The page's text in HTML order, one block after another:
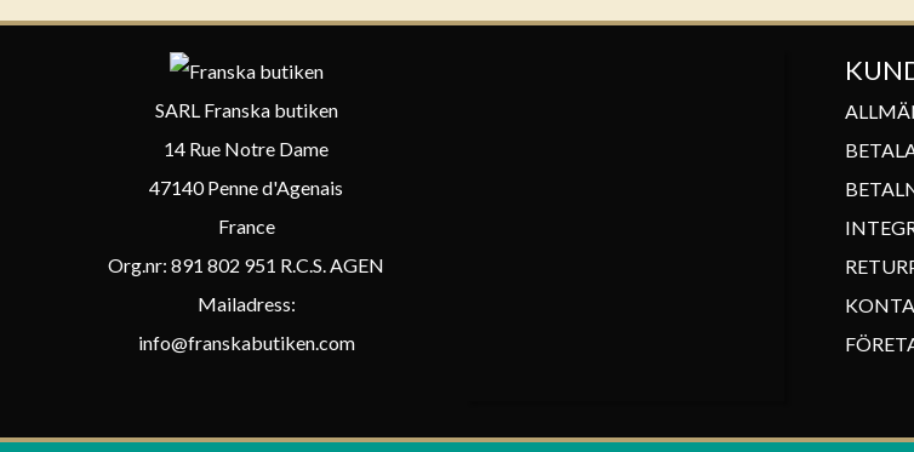
SARL Franska butiken
14 Rue Notre Dame
47140 Penne d'Agenais
France
Org.nr: 891 802 951 R.C.S. AGEN
Mailadress:
info@franskabutiken.com